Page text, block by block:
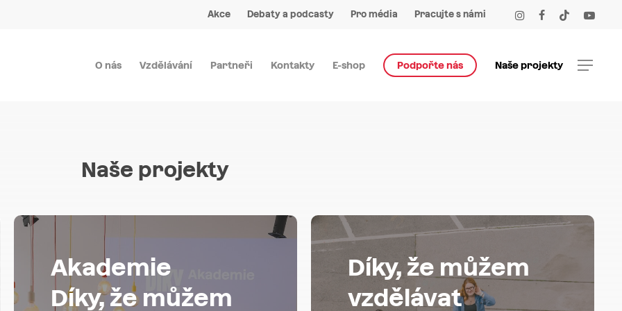
facebook youtube
instagramtiktok
Akce Debaty a podcasty Pro média Pracujte s námi
O nás Vzdělávání Partneři Kontakty E-shop Podpořte nás Naše projekty Menu
Naše projekty
Akademie
Díky, že můžem
Díky, že můžem
vzdělávat